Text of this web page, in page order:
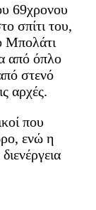
69χρονου
σπίτι του,
Μπολάτι
από όπλο
στενό
αρχές.
που
ενώ η